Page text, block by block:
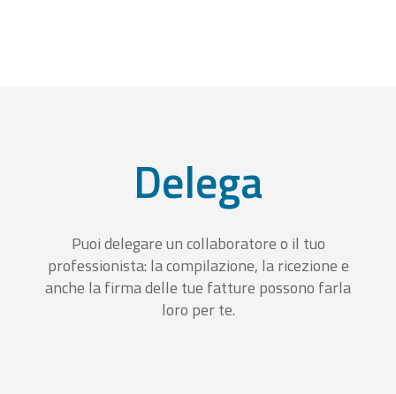
Delega
Puoi delegare un collaboratore o il tuo
professionista: la compilazione, la ricezione e
anche la firma delle tue fatture possono farla
loro per te.